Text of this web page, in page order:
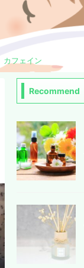
カフェイン
Recommend